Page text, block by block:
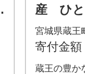
産 ひ
米5kg
8】
宮城県蔵王
寄付金額
蔵王の豊か